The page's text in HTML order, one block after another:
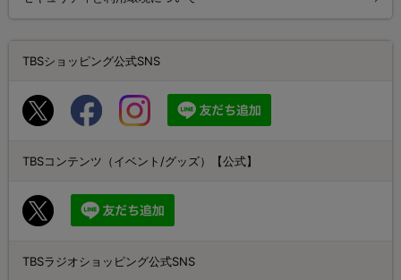
TBSショッピング公式SNS
TBSコンテンツ（イベント/グッズ）【公式】
TBSラジオショッピング公式SNS